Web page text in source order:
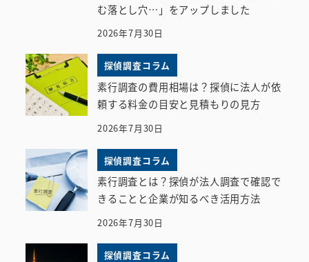
む落とし穴…」をアップしました
2026年7月30日
探偵調査コラム
素行調査の費用相場は？探偵に法人が依
頼する料金の目安と見積もりの見方
2026年7月30日
探偵調査コラム
素行調査とは？探偵が法人調査で確認で
きることと企業が知るべき活用方法
2026年7月30日
探偵調査コラム